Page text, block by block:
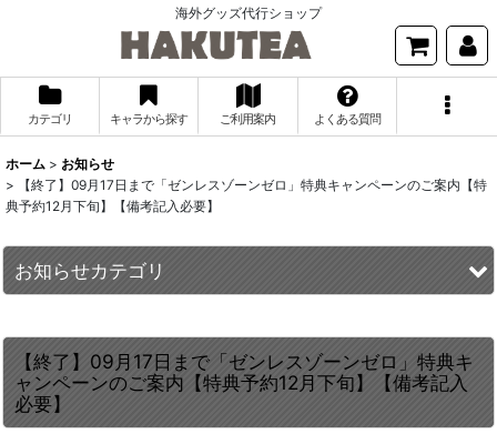
海外グッズ代行ショップ
カテゴリ キャラから探す ご利用案内 よくある質問
ホーム > お知らせ
>
【終了】09月17日まで「ゼンレスゾーンゼロ」特典キャンペーンのご案内【特
典予約12月下旬】【備考記入必要】
【終了】09月17日まで「ゼンレスゾーンゼロ」特典キ
ャンペーンのご案内【特典予約12月下旬】【備考記入
必要】
お知らせカテゴリ
重要なお知らせ
『原神』キャンペーン